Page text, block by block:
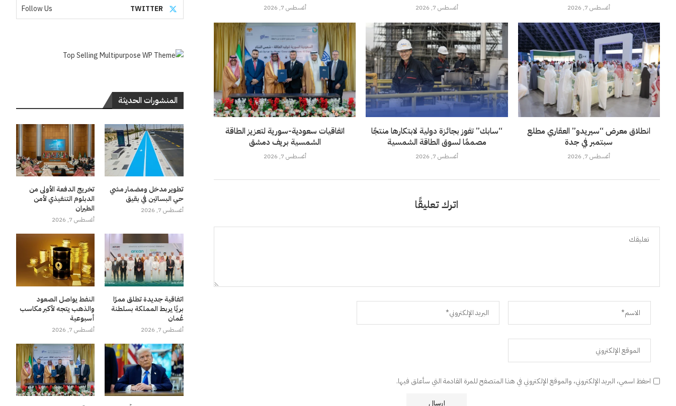
أغسطس 7, 2026 أغسطس 7, 2026 أغسطس 7, 2026
اتفاقيات سعودية-سورية لتعزيز الطاقة
الشمسية بريف دمشق
أغسطس 7, 2026
“سابك” تفوز بجائزة دولية لابتكارها منتجًا
مصممًا لسوق الطاقة الشمسية
أغسطس 7, 2026
انطلاق معرض “سيريدو” العقاري مطلع
سبتمبر في جدة
أغسطس 7, 2026
اترك تعليقًا
احفظ اسمي، البريد الإلكتروني، والموقع الإلكتروني في هذا المتصفح للمرة القادمة التي سأعلق فيها.
TWITTER
Follow Us
المنشورات الحديثة
تطوير مدخل ومضمار مشي
حي البساتين في بقيق
أغسطس 7, 2026
تخريج الدفعة الأولى من
الدبلوم التنفيذي لأمن
الطيران
أغسطس 7, 2026
اتفاقية جديدة تطلق ممرًا
بريًا يربط المملكة بسلطنة
عُمان
أغسطس 7, 2026
النفط يواصل الصعود
والذهب يتجه لأكبر مكاسب
أسبوعية
أغسطس 7, 2026